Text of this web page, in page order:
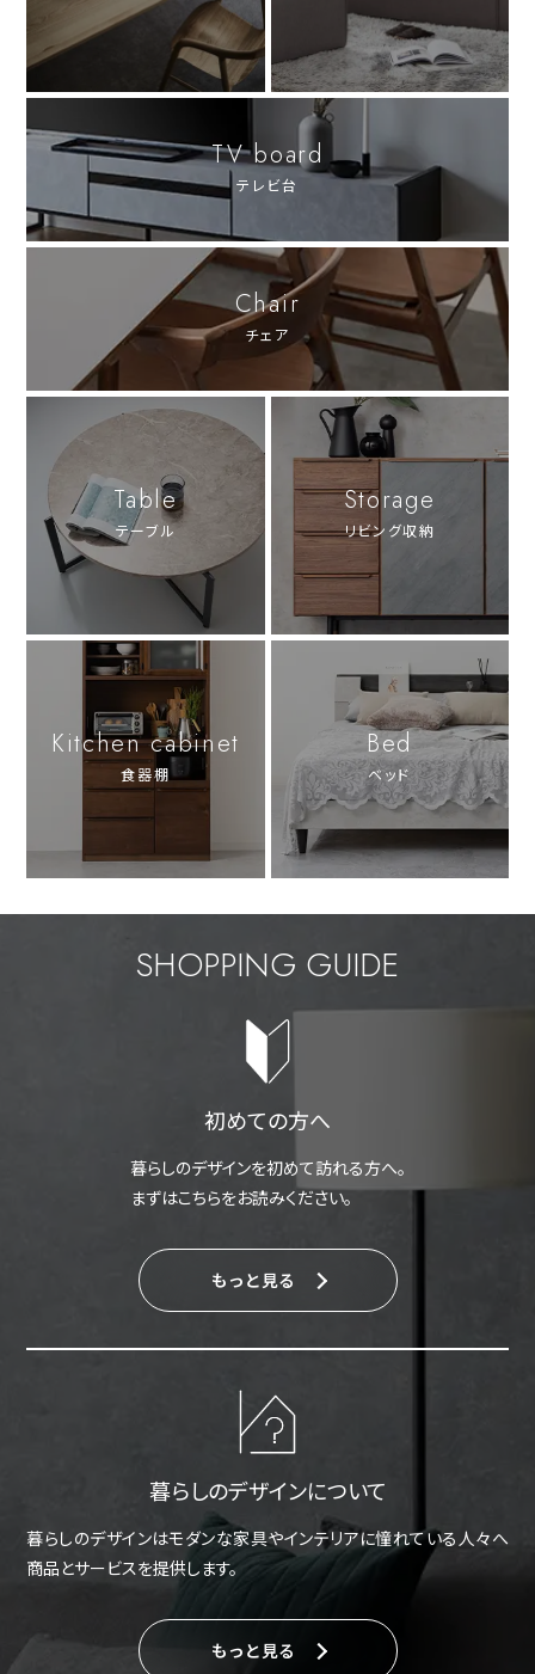
TV board
テレビ台
Chair
チェア
Table
テーブル
Storage
リビング収納
Kitchen cabinet
食器棚
Bed
ベッド
SHOPPING GUIDE
初めての方へ
暮らしのデザインを初めて訪れる方へ。
まずはこちらをお読みください。
もっと見る
暮らしのデザインについて
暮らしのデザインはモダンな家具やインテリアに憧れている人々へ
商品とサービスを提供します。
もっと見る